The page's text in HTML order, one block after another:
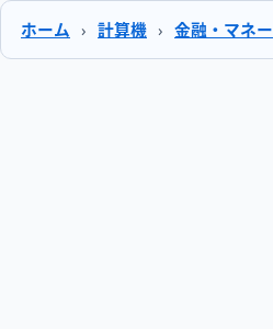
ホーム › 計算機 › 金融・マネー